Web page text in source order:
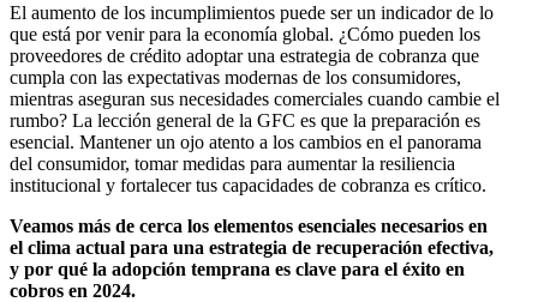
El aumento de los incumplimientos puede ser un indicador de lo
que está por venir para la economía global. ¿Cómo pueden los
proveedores de crédito adoptar una estrategia de cobranza que
cumpla con las expectativas modernas de los consumidores,
mientras aseguran sus necesidades comerciales cuando cambie el
rumbo? La lección general de la GFC es que la preparación es
esencial. Mantener un ojo atento a los cambios en el panorama
del consumidor, tomar medidas para aumentar la resiliencia
institucional y fortalecer tus capacidades de cobranza es crítico.
Veamos más de cerca los elementos esenciales necesarios en
el clima actual para una estrategia de recuperación efectiva,
y por qué la adopción temprana es clave para el éxito en
cobros en 2024.